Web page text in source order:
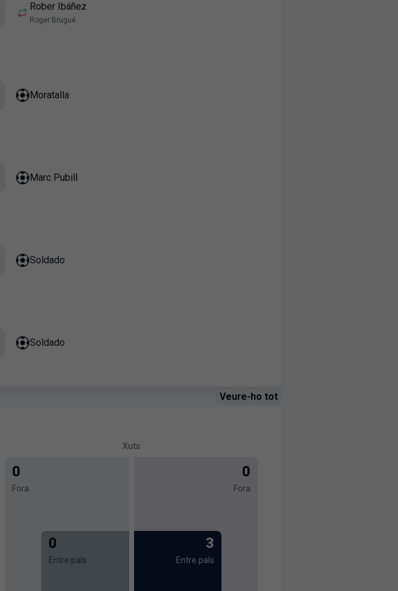
Rober Ibáñez
Roger Brugué
Moratalla
Marc Pubill
Soldado
Soldado
Veure-ho tot
Xuts
0
Fora
0
Entre pals
0
Fora
3
Entre pals